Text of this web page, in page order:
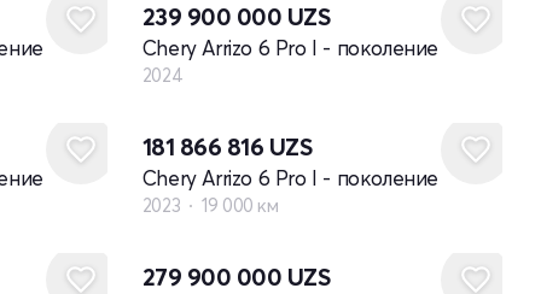
239 900 000 UZS
Chery Arrizo 6 Pro I - поколение
2024
181 866 816 UZS
Chery Arrizo 6 Pro I - поколение
2023 19 000 км
279 900 000 UZS